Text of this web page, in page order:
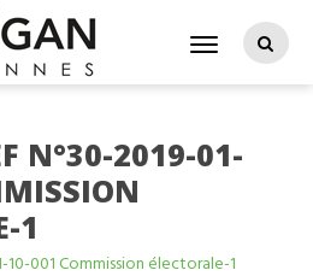
N°30-2019-01-
1
001 Commission électorale-1